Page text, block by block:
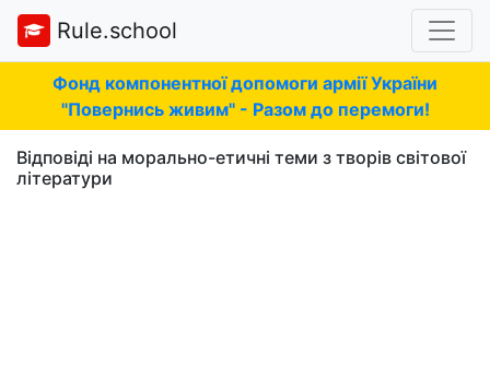
Rule.school
Фонд компонентної допомоги армії України
"Повернись живим" - Разом до перемоги!
Відповіді на морально-етичні теми з творів світової
літератури